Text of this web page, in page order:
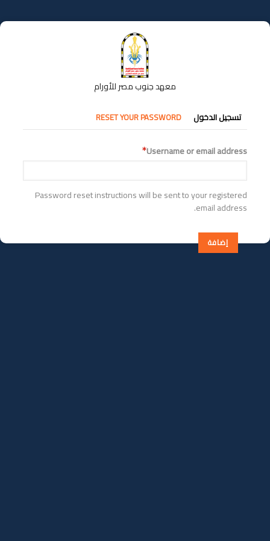
إلى
المحتوى
معهد جنوب مصر للأورام
التبويبات
الأساسية
تسجيل الدخول RESET YOUR PASSWORD
Username or email address
Password reset instructions will be sent to your registered
email address.